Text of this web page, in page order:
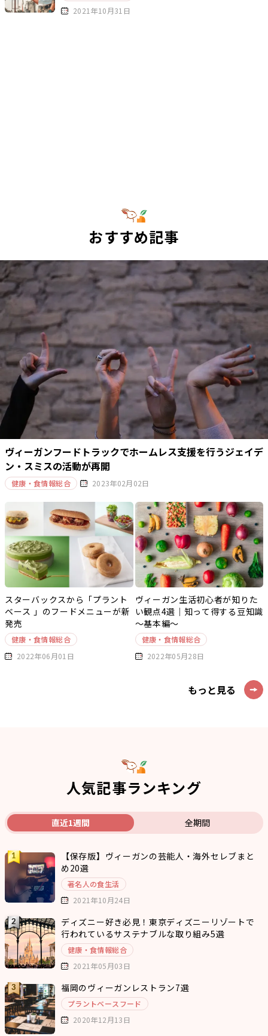
2021年10月31日
おすすめ記事
ヴィーガンフードトラックでホームレス支援を行うジェイデ
ン・スミスの活動が再開
健康・食情報総合 2023年02月02日
スターバックスから「プラント
ベース 」のフードメニューが新
発売
健康・食情報総合
2022年06月01日
ヴィーガン生活初心者が知りた
い観点4選｜知って得する豆知識
～基本編～
健康・食情報総合
2022年05月28日
もっと見る
人気記事ランキング
直近1週間 全期間
【保存版】ヴィーガンの芸能人・海外セレブまと
め20選
著名人の食生活
2021年10月24日
ディズニー好き必見！東京ディズニーリゾートで
行われているサステナブルな取り組み5選
健康・食情報総合
2021年05月03日
福岡のヴィーガンレストラン7選
プラントベースフード
2020年12月13日